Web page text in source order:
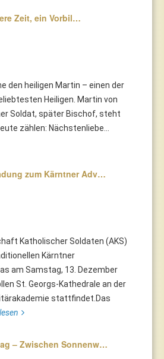
Zeit, ein Vorbil…
den heiligen Martin – einen der
Heiligen. Martin von
Soldat, später Bischof, steht
zählen: Nächstenliebe...
zum Kärntner Adv…
Katholischer Soldaten (AKS)
Kärntner
am Samstag, 13. Dezember
St. Georgs-Kathedrale an der
stattfindet.Das
– Zwischen Sonnenw…